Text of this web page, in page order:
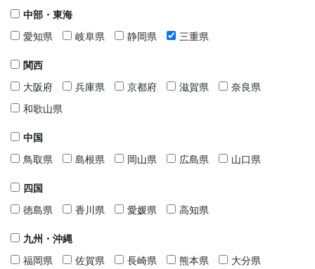
中部・東海
愛知県
岐阜県 静岡県 三重県
関西
大阪府
兵庫県 京都府 滋賀県
奈良県
和歌山県
中国
鳥取県
島根県 岡山県 広島県 山口県
四国
徳島県
香川県 愛媛県 高知県
九州・沖縄
福岡県
佐賀県 長崎県 熊本県
大分県